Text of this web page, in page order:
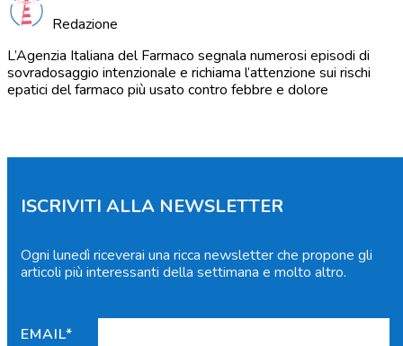
Redazione
L’Agenzia Italiana del Farmaco segnala numerosi episodi di
sovradosaggio intenzionale e richiama l’attenzione sui rischi
epatici del farmaco più usato contro febbre e dolore
ISCRIVITI ALLA NEWSLETTER
Ogni lunedì riceverai una ricca newsletter che propone gli
articoli più interessanti della settimana e molto altro.
EMAIL*